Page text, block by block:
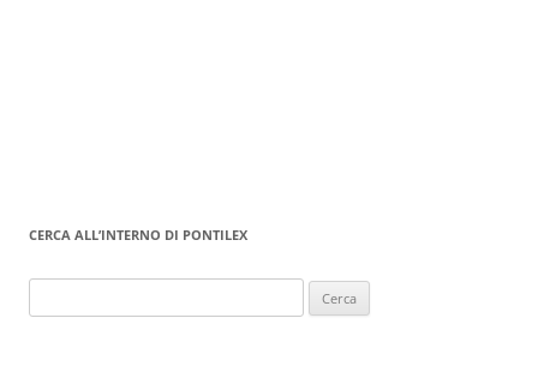
CERCA ALL’INTERNO DI PONTILEX
per: